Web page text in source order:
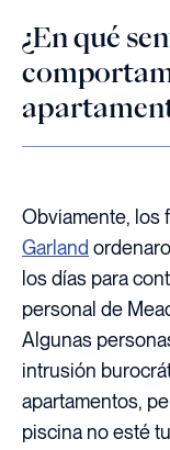
¿En qué
Obviamente, los
Garland
los días para
personal de
Algunas
intrusión
apartamentos,
piscina no esté